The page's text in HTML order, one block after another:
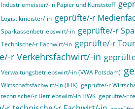
in Papier und Kunststoff
in geprüfte/-r
in geprüfte/-r
r Fachwirt/-in geprüfte/-r
r Verkehrsfachwirt/-in
in (VWA Potsdam)
in (IHK) geprüfte/-r
r Betriebswirt/-in HWK geprüfte/-r